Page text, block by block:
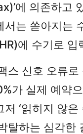
에 의존하
는 쏟아지는
에 수기로 입
스 신호 오류
가 실제 예약
‘읽히지 않
탈하는 심각한